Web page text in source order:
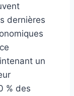
dernières
un
% des